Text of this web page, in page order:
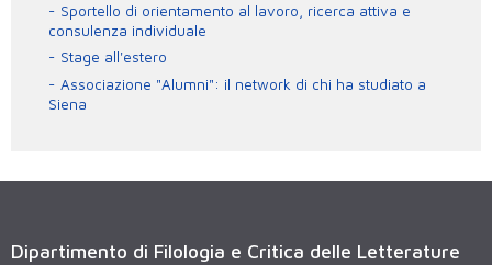
Sportello di orientamento al lavoro, ricerca attiva e
consulenza individuale
Stage all'estero
Associazione "Alumni": il network di chi ha studiato a
Siena
Dipartimento di Filologia e Critica delle Letterature